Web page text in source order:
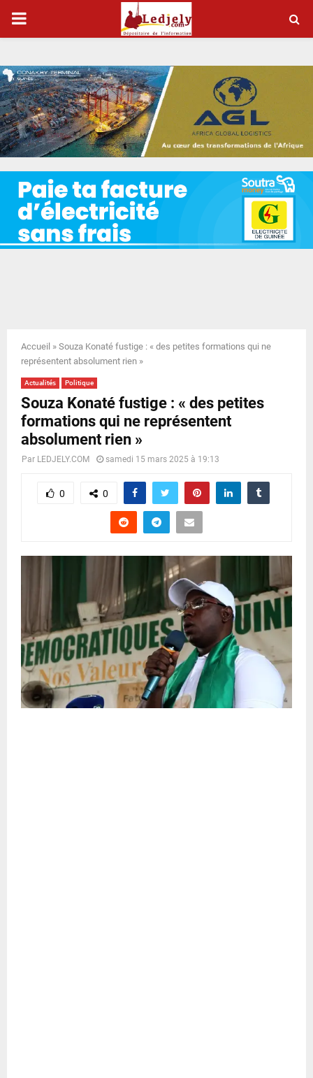
P
I
M
A
R
Y
N
U
Accueil » Souza Konaté fustige : « des petites formations qui ne
représentent absolument rien »
Actualités Politique
Souza Konaté fustige : « des petites
formations qui ne représentent
absolument rien »
Par LEDJELY.COM samedi 15 mars 2025 à 19:13
0 0